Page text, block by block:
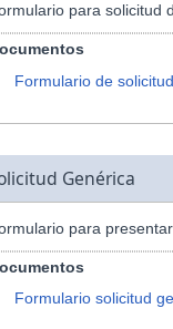
para solicitud
Formulario de
Genérica
para
Formulario solicitud